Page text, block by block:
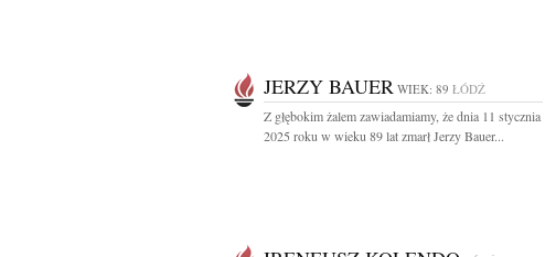
JERZY BAUER WIEK: 89 ŁÓDŹ
Z głębokim żalem zawiadamiamy, że dnia 11 stycznia
2025 roku w wieku 89 lat zmarł Jerzy Bauer...